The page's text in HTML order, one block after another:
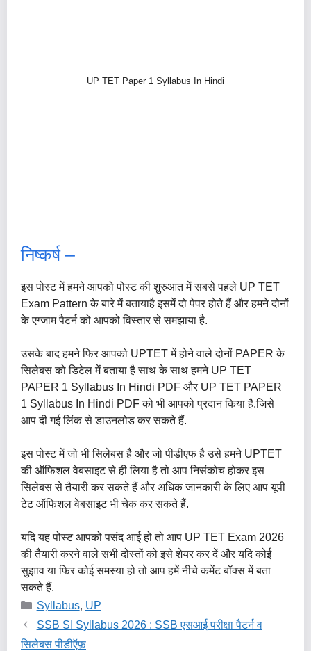
UP TET Paper 1 Syllabus In Hindi
निष्कर्ष –
इस पोस्ट में हमने आपको पोस्ट की शुरुआत में सबसे पहले UP TET
Exam Pattern के बारे में बतायाहै इसमें दो पेपर होते हैं और हमने दोनों
के एग्जाम पैटर्न को आपको विस्तार से समझाया है.
उसके बाद हमने फिर आपको UPTET में होने वाले दोनों PAPER के
सिलेबस को डिटेल में बताया है साथ के साथ हमने UP TET
PAPER 1 Syllabus In Hindi PDF और UP TET PAPER
1 Syllabus In Hindi PDF को भी आपको प्रदान किया है.जिसे
आप दी गई लिंक से डाउनलोड कर सकते हैं.
इस पोस्ट में जो भी सिलेबस है और जो पीडीएफ है उसे हमने UPTET
की ऑफिशल वेबसाइट से ही लिया है तो आप निसंकोच होकर इस
सिलेबस से तैयारी कर सकते हैं और अधिक जानकारी के लिए आप यूपी
टेट ऑफिशल वेबसाइट भी चेक कर सकते हैं.
यदि यह पोस्ट आपको पसंद आई हो तो आप UP TET Exam 2026
की तैयारी करने वाले सभी दोस्तों को इसे शेयर कर दें और यदि कोई
सुझाव या फिर कोई समस्या हो तो आप हमें नीचे कमेंट बॉक्स में बता
सकते हैं.
Categories
Syllabus, UP
SSB SI Syllabus 2026 : SSB एसआई परीक्षा पैटर्न व
सिलेबस पीडीऍफ़